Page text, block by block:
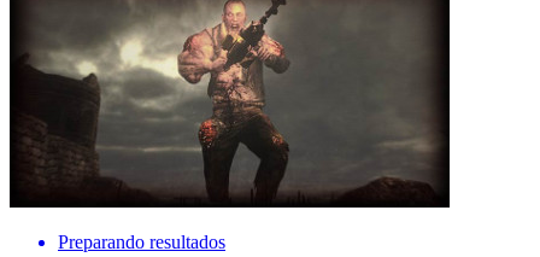
Preparando resultados